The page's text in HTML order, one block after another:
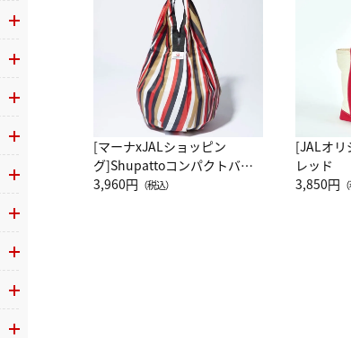
[マーナxJALショッピン
グ]Shupattoコンパクトバッ
グ Drop JAL客室乗務員
3,960円 （税込）
[JALオリ
レッド
3,850円